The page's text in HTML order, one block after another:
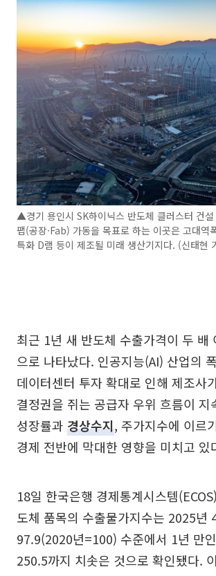
▲경기 용인시 SK하이닉스 반도체 클러스터 건
팹(공장·Fab) 가동을 목표로 하는 이곳은 고대역
특화 D램 등이 제조될 미래 생산기지다. (신태
최근 1년 새 반도체 수출가격이 두 배
으로 나타났다. 인공지능(AI) 산업의
데이터센터 투자 확대로 인해 제조사
결정권을 쥐는 공급자 우위 흐름이 지
성장률과 경상수지, 주가지수에 이르
경제 전반에 막대한 영향을 미치고 있
18일 한국은행 경제통계시스템
도체 품목의 수출물가지수는 2025년
97.9(2020년=100) 수준에서 1년 만
250.5까지 치솟은 것으로 확인됐다.